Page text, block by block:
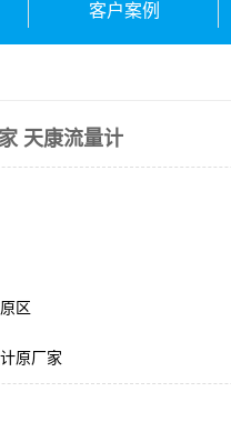
客户案例
天康流量计
区
原厂家